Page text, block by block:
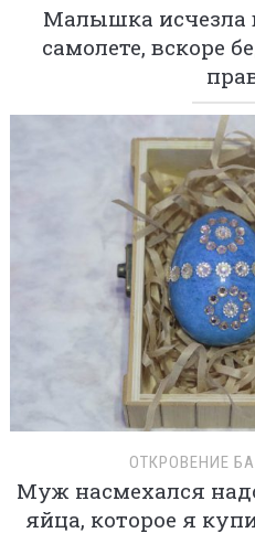
Малышка исчезла
самолете, вскоре
ОТКРОВЕНИЕ
Муж насмехался
яйца, которое я